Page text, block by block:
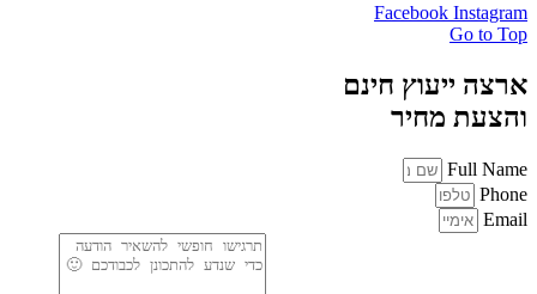
Facebook Instagram
Go to Top
ארצה ייעוץ חינם
והצעת מחיר
Full Name
Phone
Email